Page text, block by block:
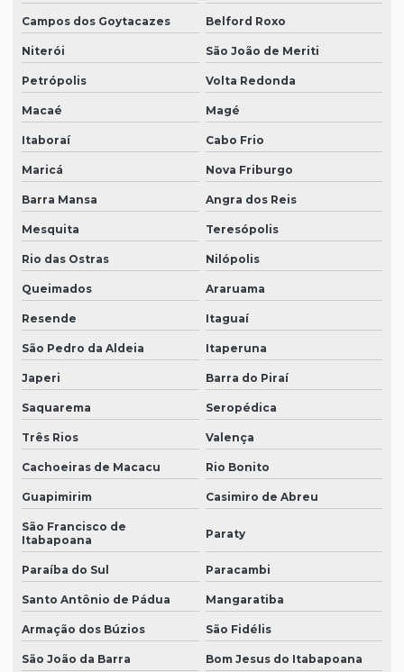
Campos dos Goytacazes Belford Roxo
Niterói São João de Meriti
Petrópolis Volta Redonda
Macaé Magé
Itaboraí Cabo Frio
Maricá Nova Friburgo
Barra Mansa Angra dos Reis
Mesquita Teresópolis
Rio das Ostras Nilópolis
Queimados Araruama
Resende Itaguaí
São Pedro da Aldeia Itaperuna
Japeri Barra do Piraí
Saquarema Seropédica
Três Rios Valença
Cachoeiras de Macacu Rio Bonito
Guapimirim Casimiro de Abreu
São Francisco de
Itabapoana
Paraty
Paraíba do Sul Paracambi
Santo Antônio de Pádua Mangaratiba
Armação dos Búzios São Fidélis
São João da Barra Bom Jesus do Itabapoana